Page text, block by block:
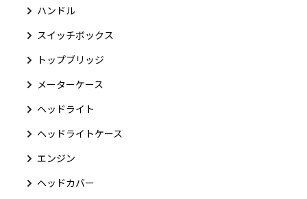
ハンドル
スイッチボックス
トップブリッジ
メーターケース
ヘッドライト
ヘッドライトケース
エンジン
ヘッドカバー